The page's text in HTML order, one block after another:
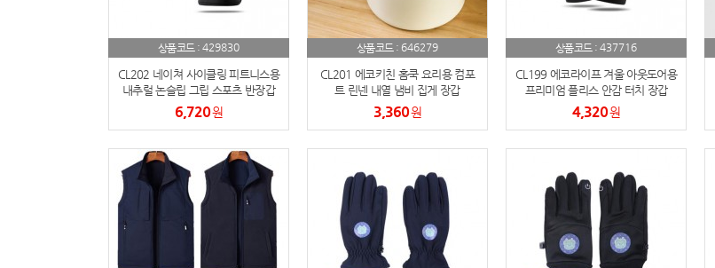
23 손톱
24 손톱깍이
25 AP-100071
27 AP-100052
28 AP-100150
상품코드 : 429830
CL202 네이쳐 사이클링 피트니스용
내추럴 논슬립 그립 스포츠 반장갑
6,720원
상품코드 : 646279
CL201 에코키친 홈쿡 요리용 컴포
트 린넨 내열 냄비 집게 장갑
3,360원
상품코드 : 437716
CL199 에코라이프 겨울 아웃도어용
프리미엄 플리스 안감 터치 장갑
4,320원